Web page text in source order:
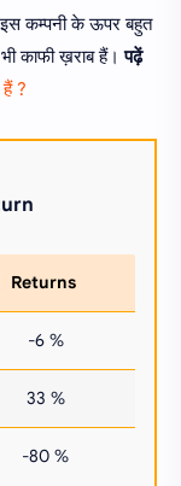
इस कम्पनी के ऊपर बहुत
काफी ख़राब हैं।पढ़ें
?
Returns
-6 %
33 %
-80 %